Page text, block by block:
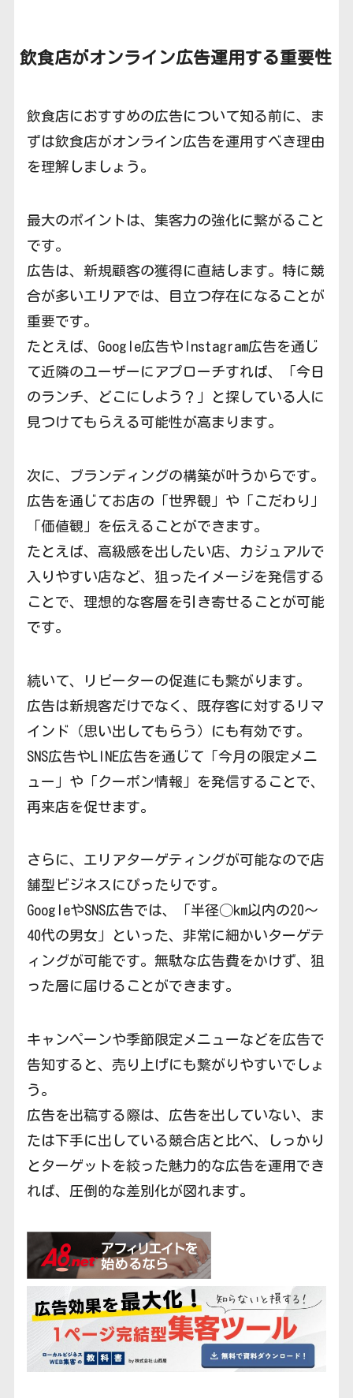
飲食店がオンライン広告運用する重要性
飲食店におすすめの広告について知る前に、ま
ずは飲食店がオンライン広告を運用すべき理由
を理解しましょう。
最大のポイントは、集客力の強化に繋がること
です。
広告は、新規顧客の獲得に直結します。特に競
合が多いエリアでは、目立つ存在になることが
重要です。
たとえば、Google広告やInstagram広告を通じ
て近隣のユーザーにアプローチすれば、「今日
のランチ、どこにしよう？」と探している人に
見つけてもらえる可能性が高まります。
次に、ブランディングの構築が叶うからです。
広告を通じてお店の「世界観」や「こだわり」
「価値観」を伝えることができます。
たとえば、高級感を出したい店、カジュアルで
入りやすい店など、狙ったイメージを発信する
ことで、理想的な客層を引き寄せることが可能
です。
続いて、リピーターの促進にも繋がります。
広告は新規客だけでなく、既存客に対するリマ
インド（思い出してもらう）にも有効です。
SNS広告やLINE広告を通じて「今月の限定メニ
ュー」や「クーポン情報」を発信することで、
再来店を促せます。
さらに、エリアターゲティングが可能なので店
舗型ビジネスにぴったりです。
GoogleやSNS広告では、「半径◯km以内の20〜
40代の男女」といった、非常に細かいターゲテ
ィングが可能です。無駄な広告費をかけず、狙
った層に届けることができます。
キャンペーンや季節限定メニューなどを広告で
告知すると、売り上げにも繋がりやすいでしょ
う。
広告を出稿する際は、広告を出していない、ま
たは下手に出している競合店と比べ、しっかり
とターゲットを絞った魅力的な広告を運用でき
れば、圧倒的な差別化が図れます。